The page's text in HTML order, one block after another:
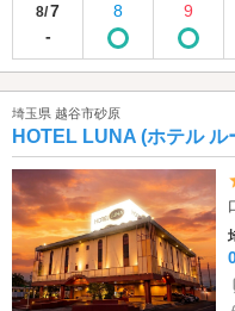
8/7
-
8 9
埼玉県 越谷市砂原
HOTEL LUNA (ホテル ル